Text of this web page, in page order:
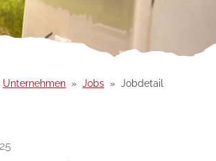
Unternehmen Jobs Jobdetail